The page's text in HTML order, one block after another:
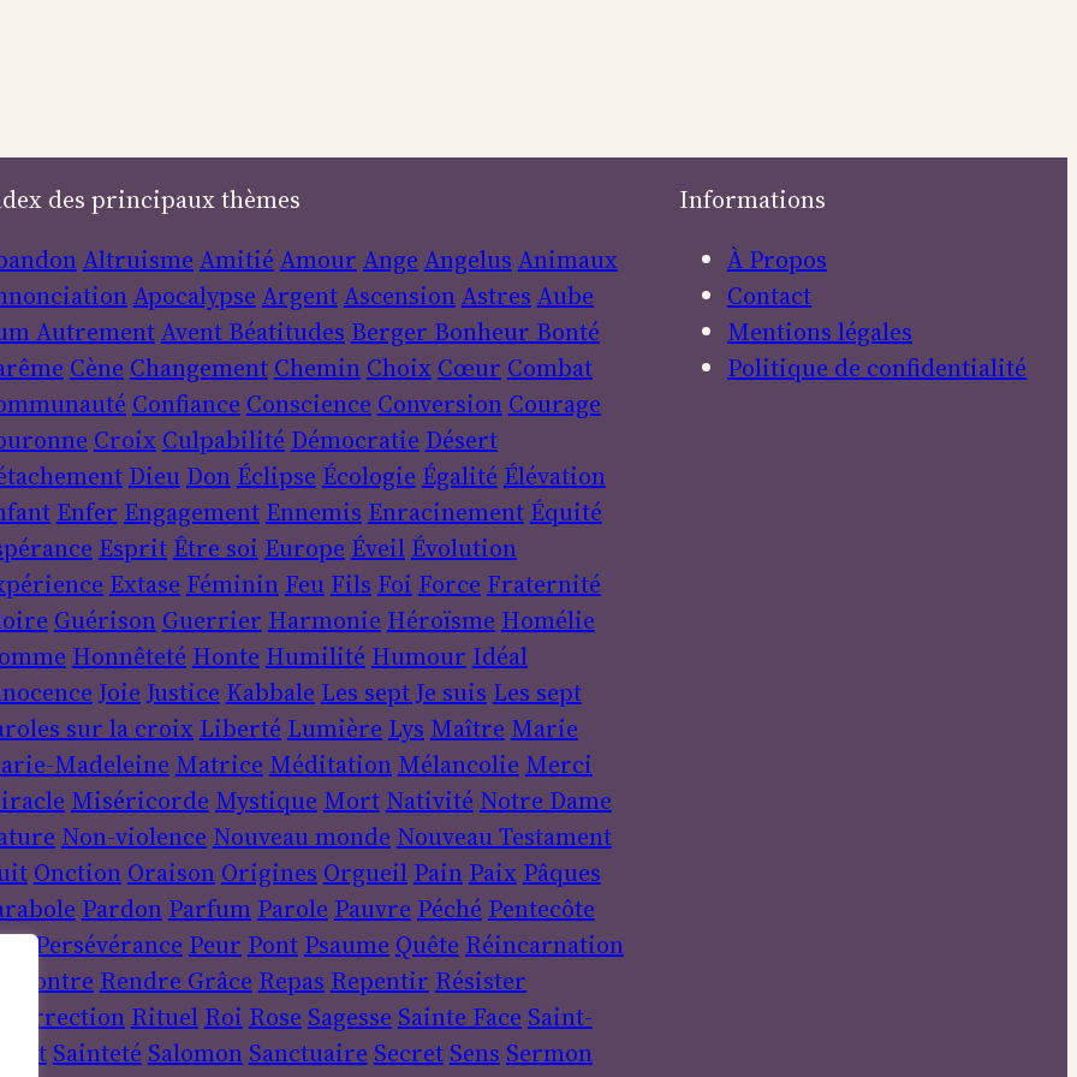
des principaux thèmes
Altruisme Amitié Amour Ange Angelus Animaux
Apocalypse ArgentAscensionAstres Aube
AutrementAvent Béatitudes Berger Bonheur Bonté
Cène Changement Chemin Choix Cœur Combat
Confiance Conscience Conversion Courage
Croix Culpabilité Démocratie Désert
Dieu Don Éclipse Écologie Égalité Élévation
Enfer Engagement Ennemis Enracinement Équité
Esprit Être soi Europe Éveil Évolution
Extase Féminin Feu Fils Foi Force Fraternité
Guérison Guerrier Harmonie Héroïsme Homélie
Honnêteté Honte Humilité Humour Idéal
Joie Justice Kabbale Les sept Je suis Les sept
sur la croix Liberté Lumière Lys Maître Marie
Madeleine Matrice Méditation Mélancolie Merci
Miséricorde Mystique Mort Nativité Notre Dame
Non-violence Nouveau monde Nouveau Testament
Onction Oraison Origines Orgueil Pain Paix Pâques
Pardon Parfum Parole Pauvre Péché Pentecôte
Persévérance Peur Pont Psaume Quête Réincarnation
Rendre Grâce Repas Repentir Résister
Rituel Roi Rose Sagesse Sainte Face Saint-
Sainteté Salomon Sanctuaire Secret Sens Sermon
Informations
À Propos
Contact
Mentions légales
Politique de confidentialité